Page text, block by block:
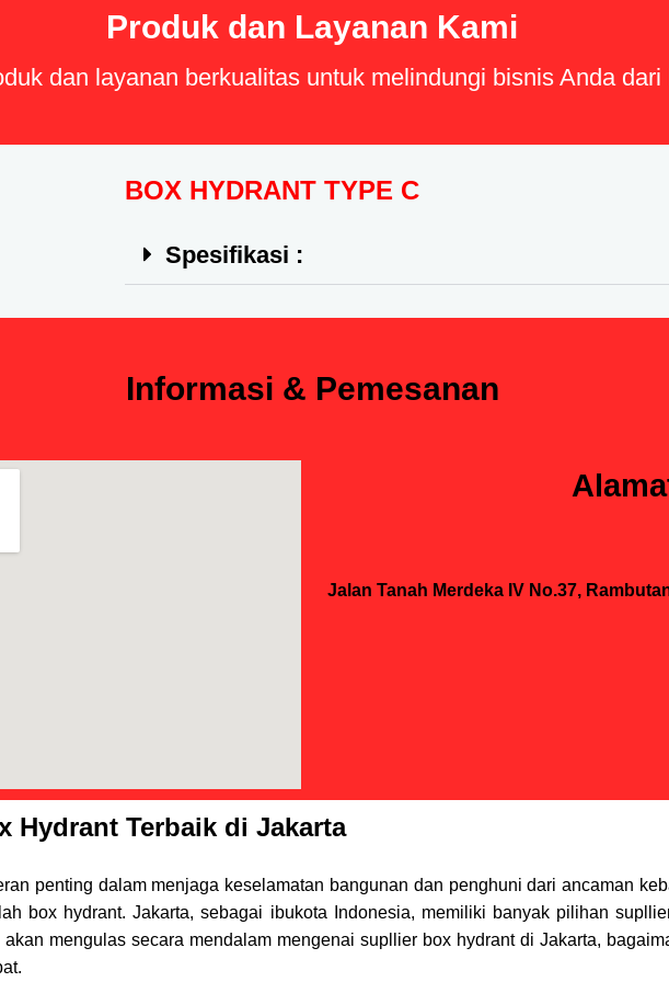
Produk dan Layanan Kami
dan layanan berkualitas untuk melindungi bisnis Anda
BOX HYDRANT TYPE C
Spesifikasi :
Informasi & Pemesanan
Jalan Tanah Merdeka IV No.37,
Hydrant Terbaik di Jakarta
penting dalam menjaga keselamatan bangunan dan penghuni dari ancaman
box hydrant. Jakarta, sebagai ibukota Indonesia, memiliki banyak pilihan
mengulas secara mendalam mengenai supllier box hydrant di Jakarta,